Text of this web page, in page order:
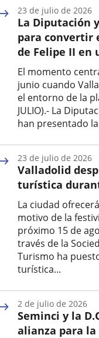
la
noticia
La Diputación
para convertir
de Felipe II en
El momento
junio cuando
el entorno de la
JULIO).- La
han presentado
la
noticia
23 de julio de 2026
Valladolid
turística
La ciudad
motivo de la
próximo 15 de
través de la
Turismo ha
turística...
la
noticia
23 de julio de 2026
Seminci y la
alianza para
2 de julio de 2026